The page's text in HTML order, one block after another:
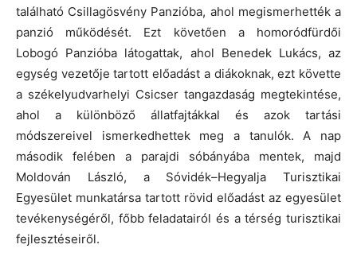
található Csillagösvény Panzióba, ahol megismerhették a
panzió működését. Ezt követően a homoródfürdői
Lobogó Panzióba látogattak, ahol Benedek Lukács, az
egység vezetője tartott előadást a diákoknak, ezt követte
a székelyudvarhelyi Csicser tangazdaság megtekintése,
ahol a különböző állatfajtákkal és azok tartási
módszereivel ismerkedhettek meg a tanulók. A nap
második felében a parajdi sóbányába mentek, majd
Moldován László, a Sóvidék–Hegyalja Turisztikai
Egyesület munkatársa tartott rövid előadást az egyesület
tevékenységéről, főbb feladatairól és a térség turisztikai
fejlesztéseiről.